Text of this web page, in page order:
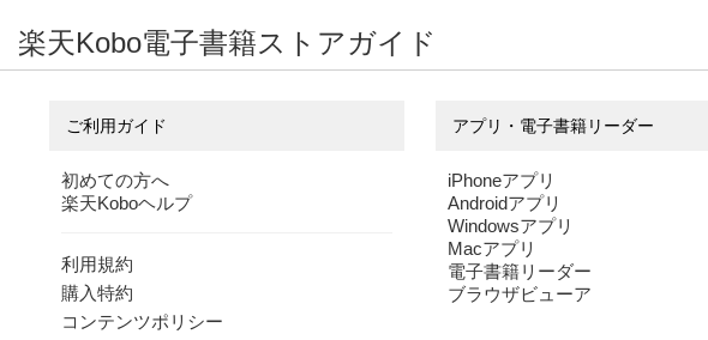
楽天Kobo電子書籍ストアガイド
ご利用ガイド
初めての方へ
楽天Koboヘルプ
利用規約
購入特約
コンテンツポリシー
アプリ・電子書籍リーダー
iPhoneアプリ
Androidアプリ
Windowsアプリ
Macアプリ
電子書籍リーダー
ブラウザビューア